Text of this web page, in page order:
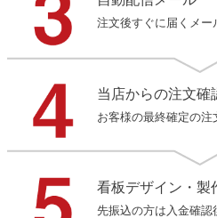
注文後すぐに届くメー
当店からの注文確
お客様の最終確定の注
看板デザイン・製
先振込の方は入金確認